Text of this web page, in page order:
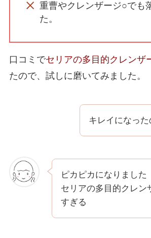
重曹やクレンザージ○でも
た。
口コミでセリアの多目的クレンザ
たので、試しに磨いてみました。
キレイになった
ピカピカになりました
セリアの多目的クレン
すぎる